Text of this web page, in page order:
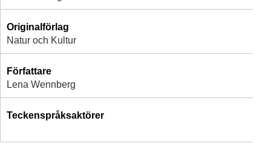
Originalförlag
Natur och Kultur
Författare
Lena Wennberg
Teckenspråksaktörer